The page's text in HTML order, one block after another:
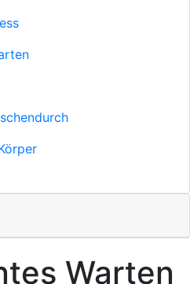
Warten